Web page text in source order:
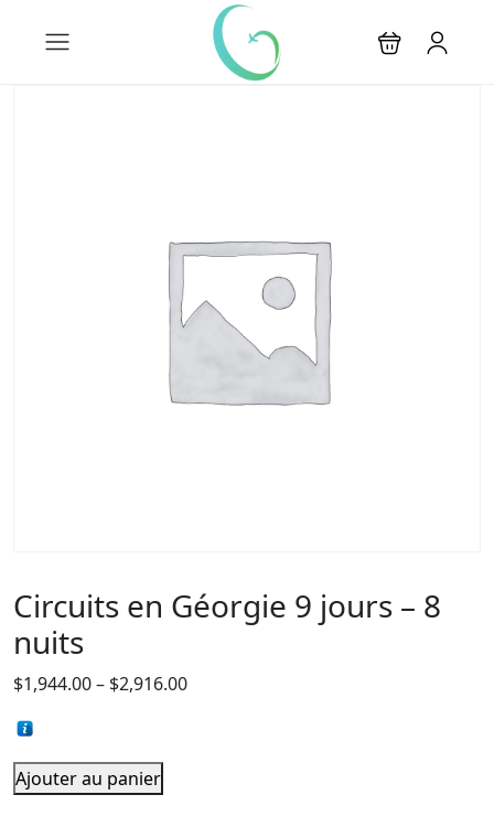
Circuits en Géorgie 9 jours – 8
nuits
$1,944.00– $2,916.00
Ajouter au panier